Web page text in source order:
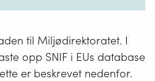
til Miljødirektoratet. I
opp SNIF i EUs database
er beskrevet nedenfor.